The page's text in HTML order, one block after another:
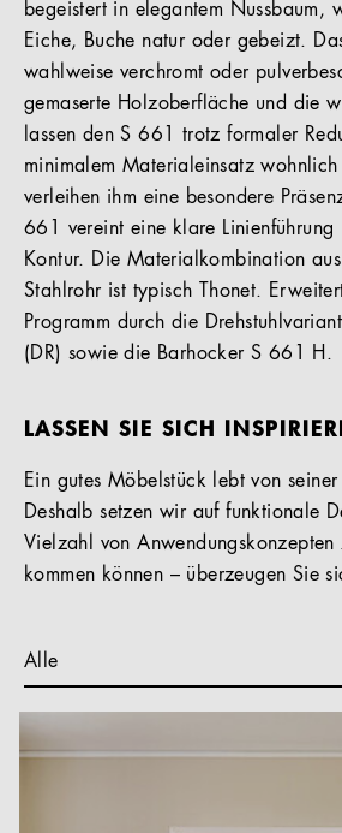
begeistert in elegantem Nussbaum,
Eiche, Buche natur oder gebeizt.
wahlweise verchromt oder
gemaserte Holzoberfläche und die
lassen den S 661 trotz formaler
minimalem Materialeinsatz
verleihen ihm eine besondere
661 vereint eine klare Linienführung
Kontur. Die Materialkombination
Stahlrohr ist typisch Thonet.
Programm durch die
(DR) sowie die Barhocker S 661 H.
LASSEN SIE SICH
Ein gutes Möbelstück lebt von
Deshalb setzen wir auf funktionale
Vielzahl von Anwendungskonzepten
kommen können – überzeugen Sie
Alle